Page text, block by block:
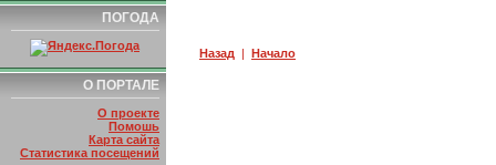
ПОГОДА
О ПОРТАЛЕ
О проекте
Помошь
Карта сайта
Статистика посещений
Назад | Начало